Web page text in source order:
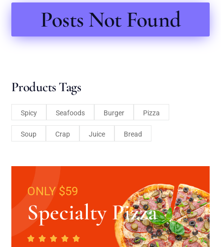
Posts Not Found
Products Tags
Spicy Seafoods Burger Pizza
Soup Crap Juice Bread
ONLY $59
Specialty Pizza